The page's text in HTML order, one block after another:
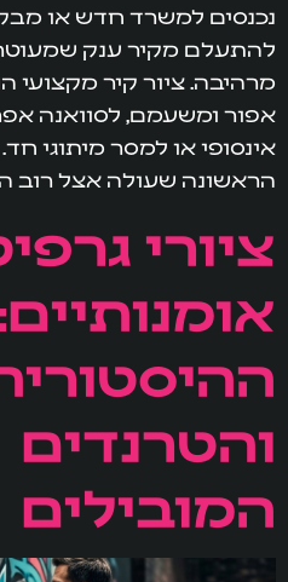
נכנסים למשרד חדש או
להתעלם מקיר ענק
מרהיבה. ציור קיר מקצועי
אפור ומשעמם, לסוואנה
אינסופי או למסר מיתוגי
הראשונה שעולה אצל רוב
ציורי
והטרנדים
המובילים